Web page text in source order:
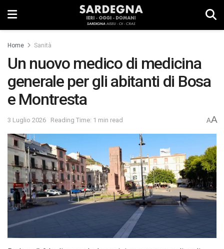
Home Sanità
Un nuovo medico di medicina
generale per gli abitanti di Bosa
e Montresta
3 Luglio 2026 Reading Time: 1 min read AA